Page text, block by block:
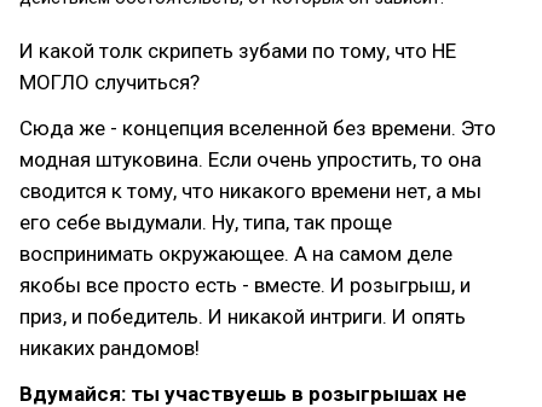
И какой толк скрипеть зубами по тому, что НЕ
МОГЛО случиться?
Сюда же - концепция вселенной без времени. Это
модная штуковина. Если очень упростить, то она
сводится к тому, что никакого времени нет, а мы
его себе выдумали. Ну, типа, так проще
воспринимать окружающее. А на самом деле
якобы все просто есть - вместе. И розыгрыш, и
приз, и победитель. И никакой интриги. И опять
никаких рандомов!
Вдумайся: ты участвуешь в розыгрышах не